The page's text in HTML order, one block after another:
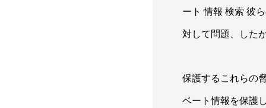
ート 情報 検索 彼
対して問題、した
保護するこれらの
ベート情報を保護